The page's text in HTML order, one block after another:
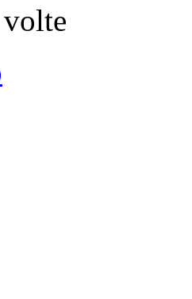
volte